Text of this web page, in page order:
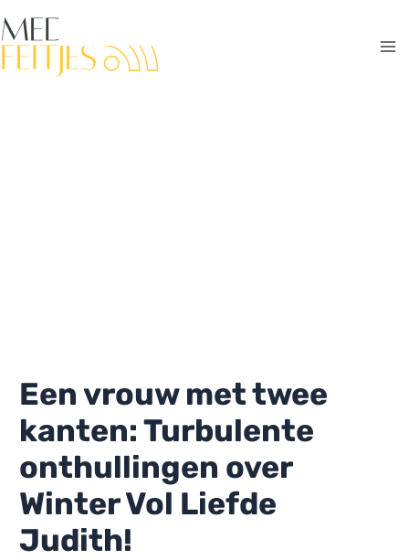
naar
de
Een vrouw met twee
kanten: Turbulente
onthullingen over
Winter Vol Liefde
Judith!